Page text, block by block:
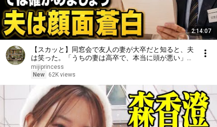
2:14:07
【スカッと】同窓会で友人の妻が大卒だと知ると、夫
は笑った。「うちの妻は高卒で、本当に頭が悪い」私
は微笑んだ。「では、どちらが愚かか確かめましょ
う」――数分後、夫は顔面蒼白になった……。
mijiprincess
New
62K views